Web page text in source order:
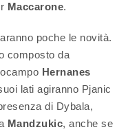
Maccarone.
poche le novità.
composto da
Hernanes
lati agiranno Pjanic
di Dybala,
Mandzukic, anche se